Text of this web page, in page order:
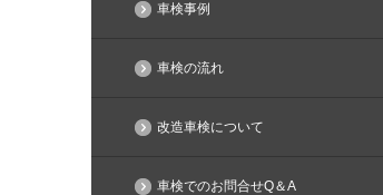
車検事例
車検の流れ
改造車検について
車検でのお問合せQ＆A